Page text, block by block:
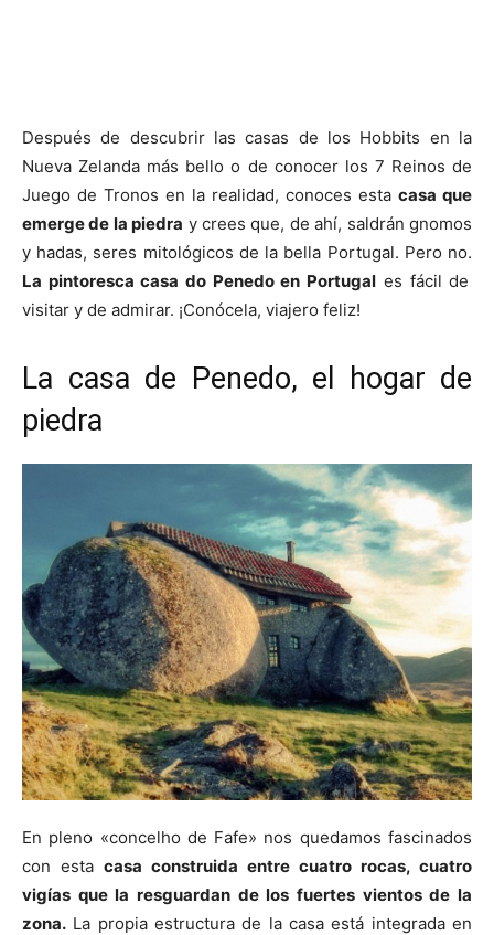
Después de descubrir las casas de los Hobbits en la
Nueva Zelanda más bello o de conocer los 7 Reinos de
Juego de Tronos en la realidad, conoces esta casa que
emerge de la piedra y crees que, de ahí, saldrán gnomos
y hadas, seres mitológicos de la bella Portugal. Pero no.
La pintoresca casa do Penedo en Portugal es fácil de
visitar y de admirar. ¡Conócela, viajero feliz!
La casa de Penedo, el hogar de
piedra
En pleno «concelho de Fafe» nos quedamos fascinados
con esta casa construida entre cuatro rocas, cuatro
vigías que la resguardan de los fuertes vientos de la
zona. La propia estructura de la casa está integrada en